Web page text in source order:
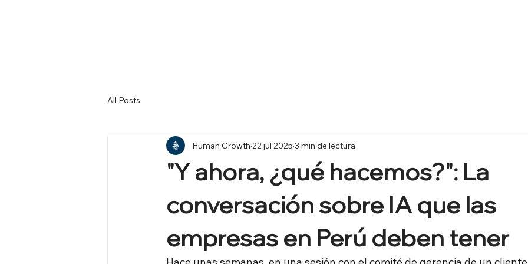
All Posts
"Y ahora, ¿qué hacemos?": La
conversación sobre IA que las
empresas en Perú deben tener
Human Growth 22 jul 2025 3 min de lectura